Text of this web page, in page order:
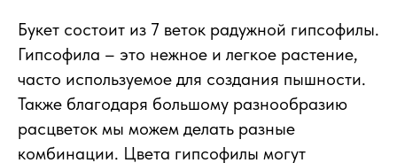
Букет состоит из 7 веток радужной гипсофилы.
Гипсофила – это нежное и легкое растение,
часто используемое для создания пышности.
Также благодаря большому разнообразию
расцветок мы можем делать разные
комбинации. Цвета гипсофилы могут